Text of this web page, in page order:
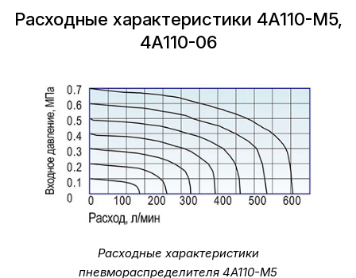
Расходные характеристики 4A110-M5,
4A110-06
Расходные характеристики
пневмораспределителя 4A110-M5